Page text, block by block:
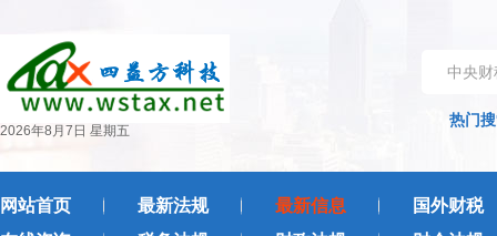
2026年8月7日 星期五
中央
热门
网站首页 最新法规 最新信息
国外财税